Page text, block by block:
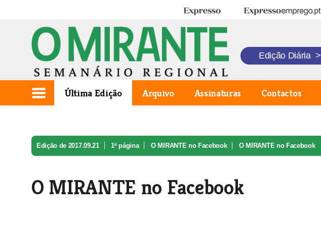
Expresso Expresso Emprego
Edição Diária >
Última Edição Arquivo Assinaturas Contactos
Edição de 2017.09.21 1ª página O MIRANTE no Facebook O MIRANTE no Facebook
O MIRANTE no Facebook